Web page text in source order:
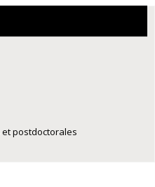
postdoctorales